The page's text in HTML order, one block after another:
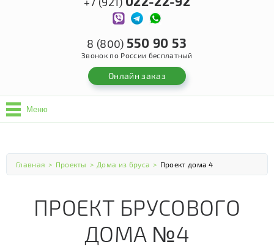
8 (800) 550 90 53
Звонок по России бесплатный
Онлайн заказ
Меню
Главная > Проекты > Дома из бруса > Проект дома 4
ПРОЕКТ БРУСОВОГО
ДОМА №4